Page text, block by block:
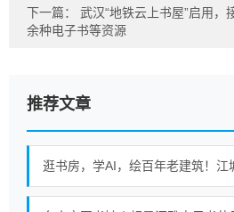
下一篇： 武汉“地铁云上书屋”启用，
余种电子书等资源
推荐文章